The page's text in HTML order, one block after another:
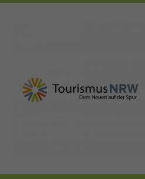
nrw-tourismus.de